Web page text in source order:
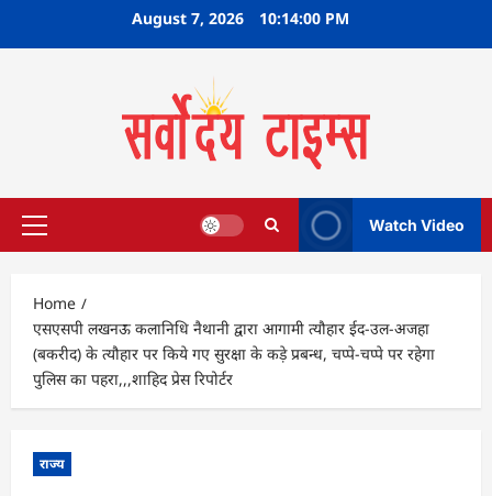
August 7, 2026 10:14:01 PM
Primary
Watch Video
Home
एसएसपी लखनऊ कलानिधि नैथानी द्वारा आगामी त्यौहार ईद-उल-अजहा
(बकरीद) के त्यौहार पर किये गए सुरक्षा के कड़े प्रबन्ध, चप्पे-चप्पे पर रहेगा
पुलिस का पहरा,,,शाहिद प्रेस रिपोर्टर
राज्य